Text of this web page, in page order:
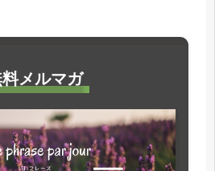
メルマガ